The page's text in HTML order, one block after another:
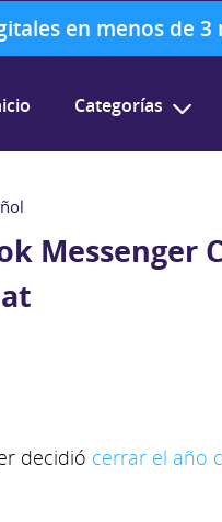
en menos de 3
Categorías
Messenger
decidió cerrar el año